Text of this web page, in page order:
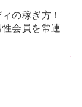
の稼ぎ方！
会員を常連